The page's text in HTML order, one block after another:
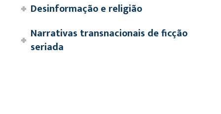
Desinformação e religião
Narrativas transnacionais de ficção
seriada